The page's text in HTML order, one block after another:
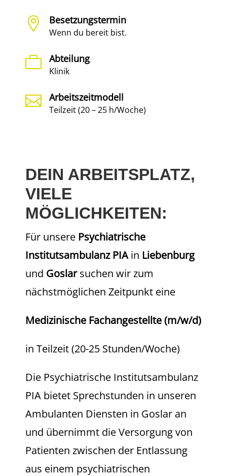
 Besetzungstermin
Wenn du bereit bist.
 Abteilung
Klinik
 Arbeitszeitmodell
Teilzeit (20 – 25 h/Woche)
DEIN ARBEITSPLATZ,
VIELE
MÖGLICHKEITEN:
Für unsere Psychiatrische
Institutsambulanz PIAin Liebenburg
und Goslarsuchen wir zum
nächstmöglichen Zeitpunkt eine
Medizinische Fachangestellte (m/w/d)
in Teilzeit (20-25 Stunden/Woche)
Die Psychiatrische Institutsambulanz
PIA bietet Sprechstunden in unseren
Ambulanten Diensten in Goslar an
und übernimmt die Versorgung von
Patienten zwischen der Entlassung
aus einem psychiatrischen